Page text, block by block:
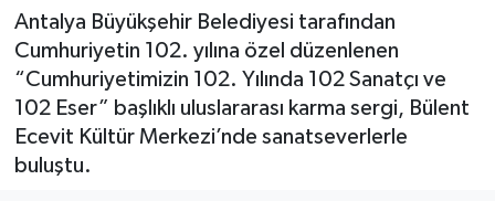
Antalya Büyükşehir Belediyesi tarafından
Cumhuriyetin 102. yılına özel düzenlenen
“Cumhuriyetimizin 102. Yılında 102 Sanatçı ve
102 Eser” başlıklı uluslararası karma sergi, Bülent
Ecevit Kültür Merkezi’nde sanatseverlerle
buluştu.
Genel
Görüntülü Haber
Güncel
Son Dakika Haberleri
Haber Arşivi